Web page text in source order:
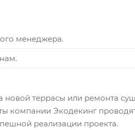
менеджера.
новой террасы или ремонта
компании Экодекинг
реализации проекта.